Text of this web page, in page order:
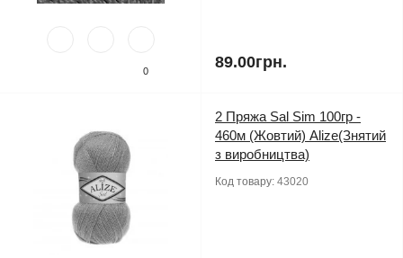
0 89.00грн.
2 Пряжа Sal Sim 100гр -
460м (Жовтий) Alize(Знятий
з виробництва)
Код товару: 43020